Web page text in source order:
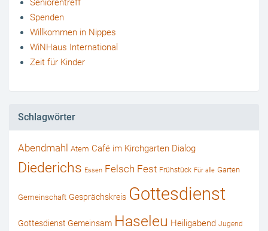
Spenden
Willkommen in Nippes
WiNHaus International
Zeit für Kinder
Schlagwörter
Abendmahl Atem Café im Kirchgarten Dialog
Diederichs Essen Felsch Fest Frühstück Für alle Garten
Gemeinschaft Gesprächskreis Gottesdienst
Gottesdienst Gemeinsam Haseleu Heiligabend Jugend